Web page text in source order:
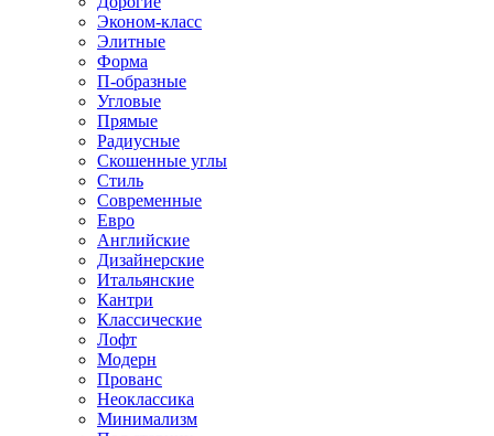
Эконом-класс
Элитные
Форма
П-образные
Угловые
Прямые
Радиусные
Скошенные углы
Стиль
Современные
Евро
Английские
Дизайнерские
Итальянские
Кантри
Классические
Лофт
Модерн
Прованс
Неоклассика
Минимализм